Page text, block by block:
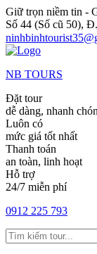
Giữ trọn niềm tin -
Số 44 (Số cũ 50),
NB TOURS
Đặt tour
dễ dàng, nhanh
Luôn có
mức giá tốt nhất
Thanh toán
an toàn, linh hoạt
Hỗ trợ
24/7 miễn phí
0912 225 793